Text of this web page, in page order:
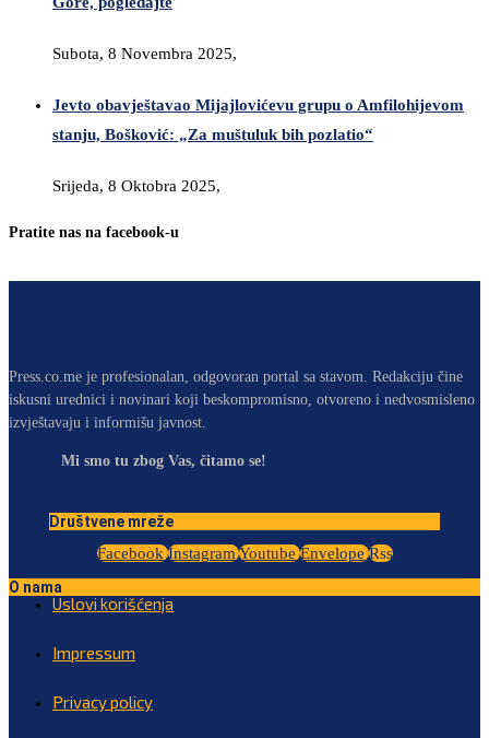
Subota, 8 Novembra 2025,
Jevto obavještavao Mijajlovićevu grupu o Amfilohijevom
stanju, Bošković: „Za muštuluk bih pozlatio“
Srijeda, 8 Oktobra 2025,
Pratite nas na facebook-u
Press.co.me je profesionalan, odgovoran portal sa stavom. Redakciju čine
iskusni urednici i novinari koji beskompromisno, otvoreno i nedvosmisleno
izvještavaju i informišu javnost.
Mi smo tu zbog Vas, čitamo se!
Društvene mreže
Facebook Instagram Youtube Envelope Rss
O nama
Uslovi korišćenja
Impressum
Privacy policy